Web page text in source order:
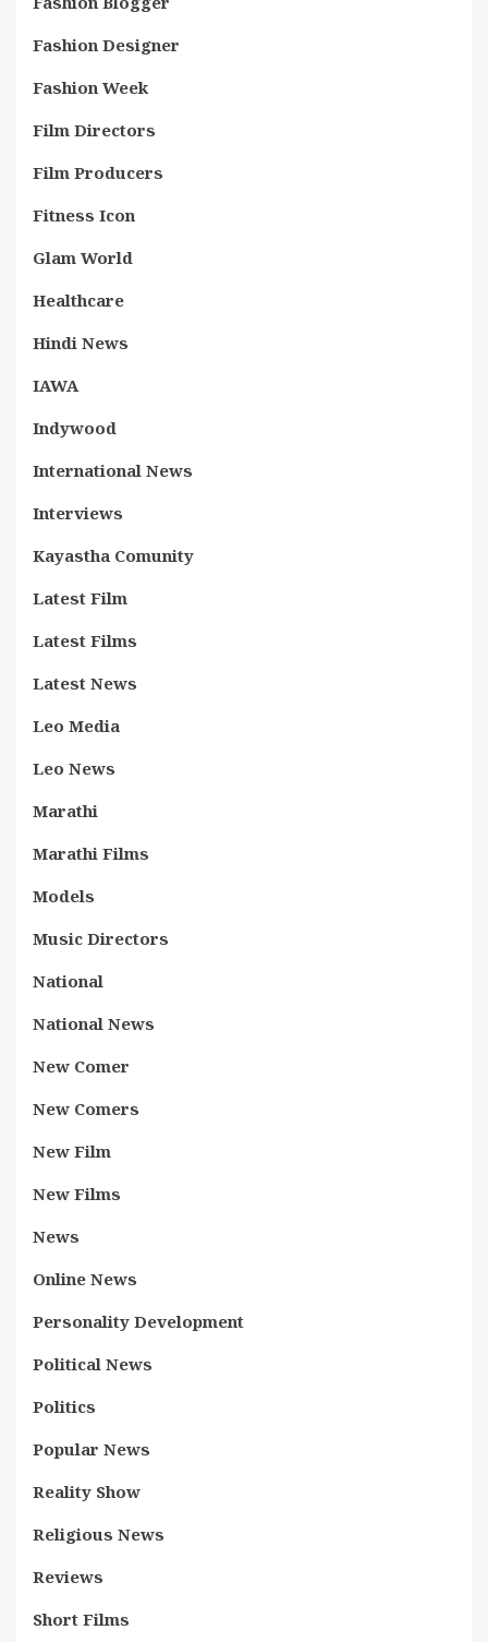
Fashion Designer
Fashion Week
Film Directors
Film Producers
Fitness Icon
Glam World
Healthcare
Hindi News
IAWA
Indywood
International News
Interviews
Kayastha Comunity
Latest Film
Latest Films
Latest News
Leo Media
Leo News
Marathi
Marathi Films
Models
Music Directors
National
National News
New Comer
New Comers
New Film
New Films
News
Online News
Personality Development
Political News
Politics
Popular News
Reality Show
Religious News
Reviews
Short Films